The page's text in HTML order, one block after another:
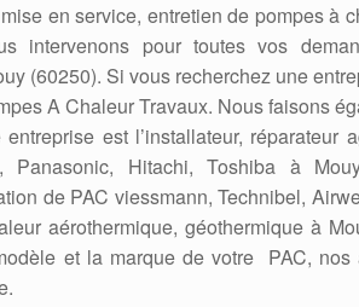
en service, entretien de pompes à
intervenons pour toutes vos
(60250). Si vous recherchez une
A Chaleur Travaux. Nous faisons
est l’installateur, réparateur
Panasonic, Hitachi, Toshiba à
de PAC viessmann, Technibel,
aérothermique, géothermique à
et la marque de votre PAC, nos